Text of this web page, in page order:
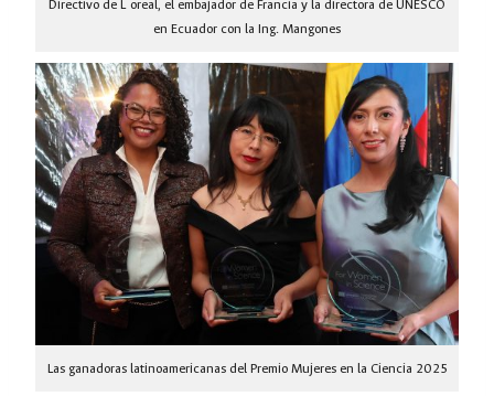
Directivo de L´oreal, el embajador de Francia y la directora de UNESCO
en Ecuador con la Ing. Mangones
Las ganadoras latinoamericanas del Premio Mujeres en la Ciencia 2025